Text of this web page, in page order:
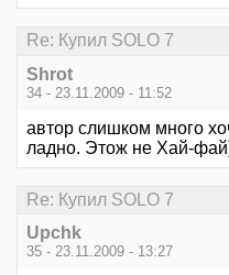
Re: Купил SOLO 7
Shrot
34 - 23.11.2009 - 11:52
автор слишком много
ладно. Этож не Хай-
Re: Купил SOLO 7
Upchk
35 - 23.11.2009 - 13:27